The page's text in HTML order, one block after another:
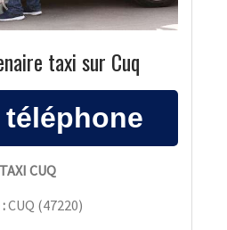
taxi sur Cuq
TAXI CUQ
CUQ (47220)